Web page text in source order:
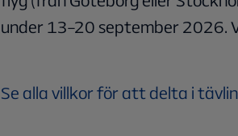
under 13–20 september 2026.
Se alla villkor för att delta i